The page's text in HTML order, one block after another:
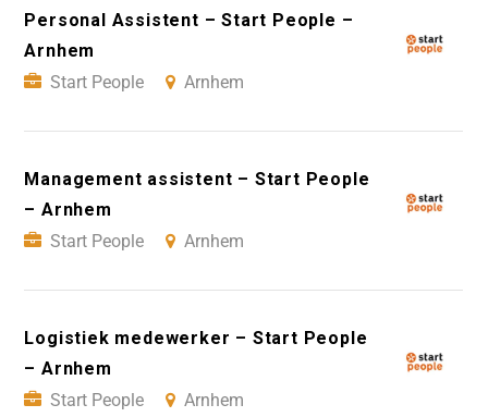
Personal Assistent – Start People –
Arnhem
Start People
Arnhem
Management assistent – Start People
– Arnhem
Start People
Arnhem
Logistiek medewerker – Start People
– Arnhem
Start People
Arnhem